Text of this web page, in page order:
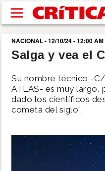
Pasar al contenido principal
buscar
NACIONAL
NACIONAL - 12/10/24 - 12:00 AM
Salga y vea el
Su nombre técnico -C/
ATLAS- es muy largo,
dado los científicos
cometa del siglo”.